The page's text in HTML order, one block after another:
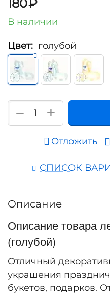
180₽
В наличии
Цвет: голубой
+
−
Отложить
СПИСОК
Описание
Описание товара
(голубой)
Отличный
украшения
букетов, подарков.